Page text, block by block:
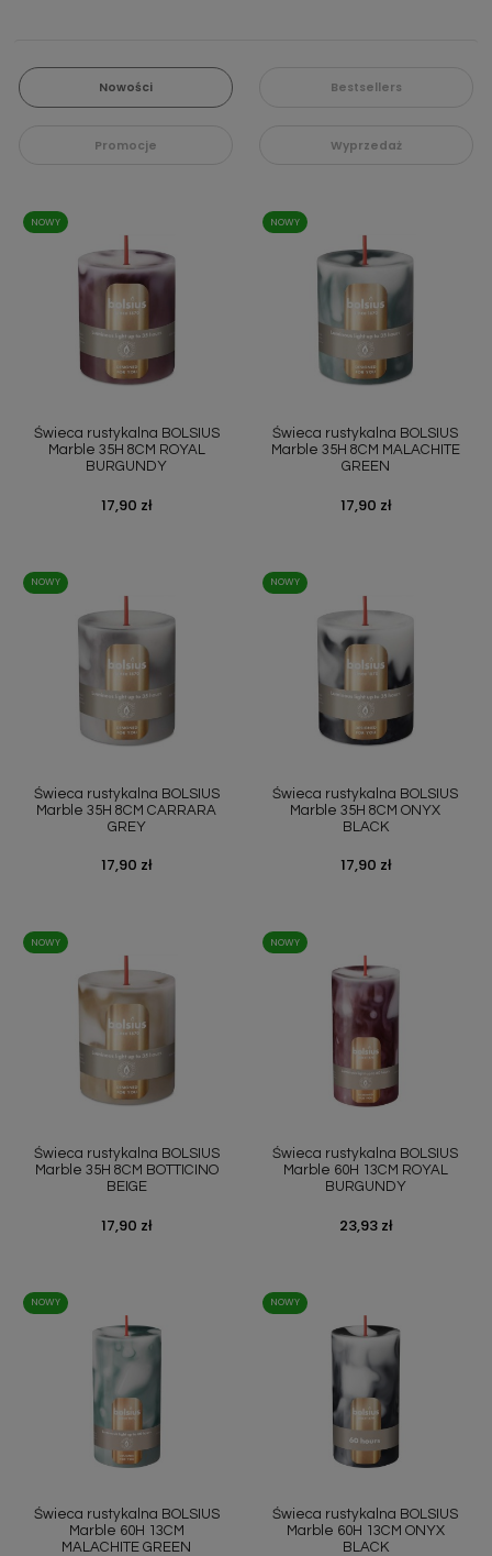
Nowości Bestsellers
Promocje Wyprzedaż
Świeca rustykalna BOLSIUS
Marble 35H 8CM ROYAL
BURGUNDY
Cena
17,90 zł
NOWY
Świeca rustykalna BOLSIUS
Marble 35H 8CM MALACHITE
GREEN
Cena
17,90 zł
NOWY
Świeca rustykalna BOLSIUS
Marble 35H 8CM CARRARA
GREY
Cena
17,90 zł
NOWY
Świeca rustykalna BOLSIUS
Marble 35H 8CM ONYX
BLACK
Cena
17,90 zł
NOWY
Świeca rustykalna BOLSIUS
Marble 35H 8CM BOTTICINO
BEIGE
Cena
17,90 zł
NOWY
Świeca rustykalna BOLSIUS
Marble 60H 13CM ROYAL
BURGUNDY
Cena
23,93 zł
NOWY
Świeca rustykalna BOLSIUS
Marble 60H 13CM
MALACHITE GREEN
NOWY
Świeca rustykalna BOLSIUS
Marble 60H 13CM ONYX
BLACK
NOWY